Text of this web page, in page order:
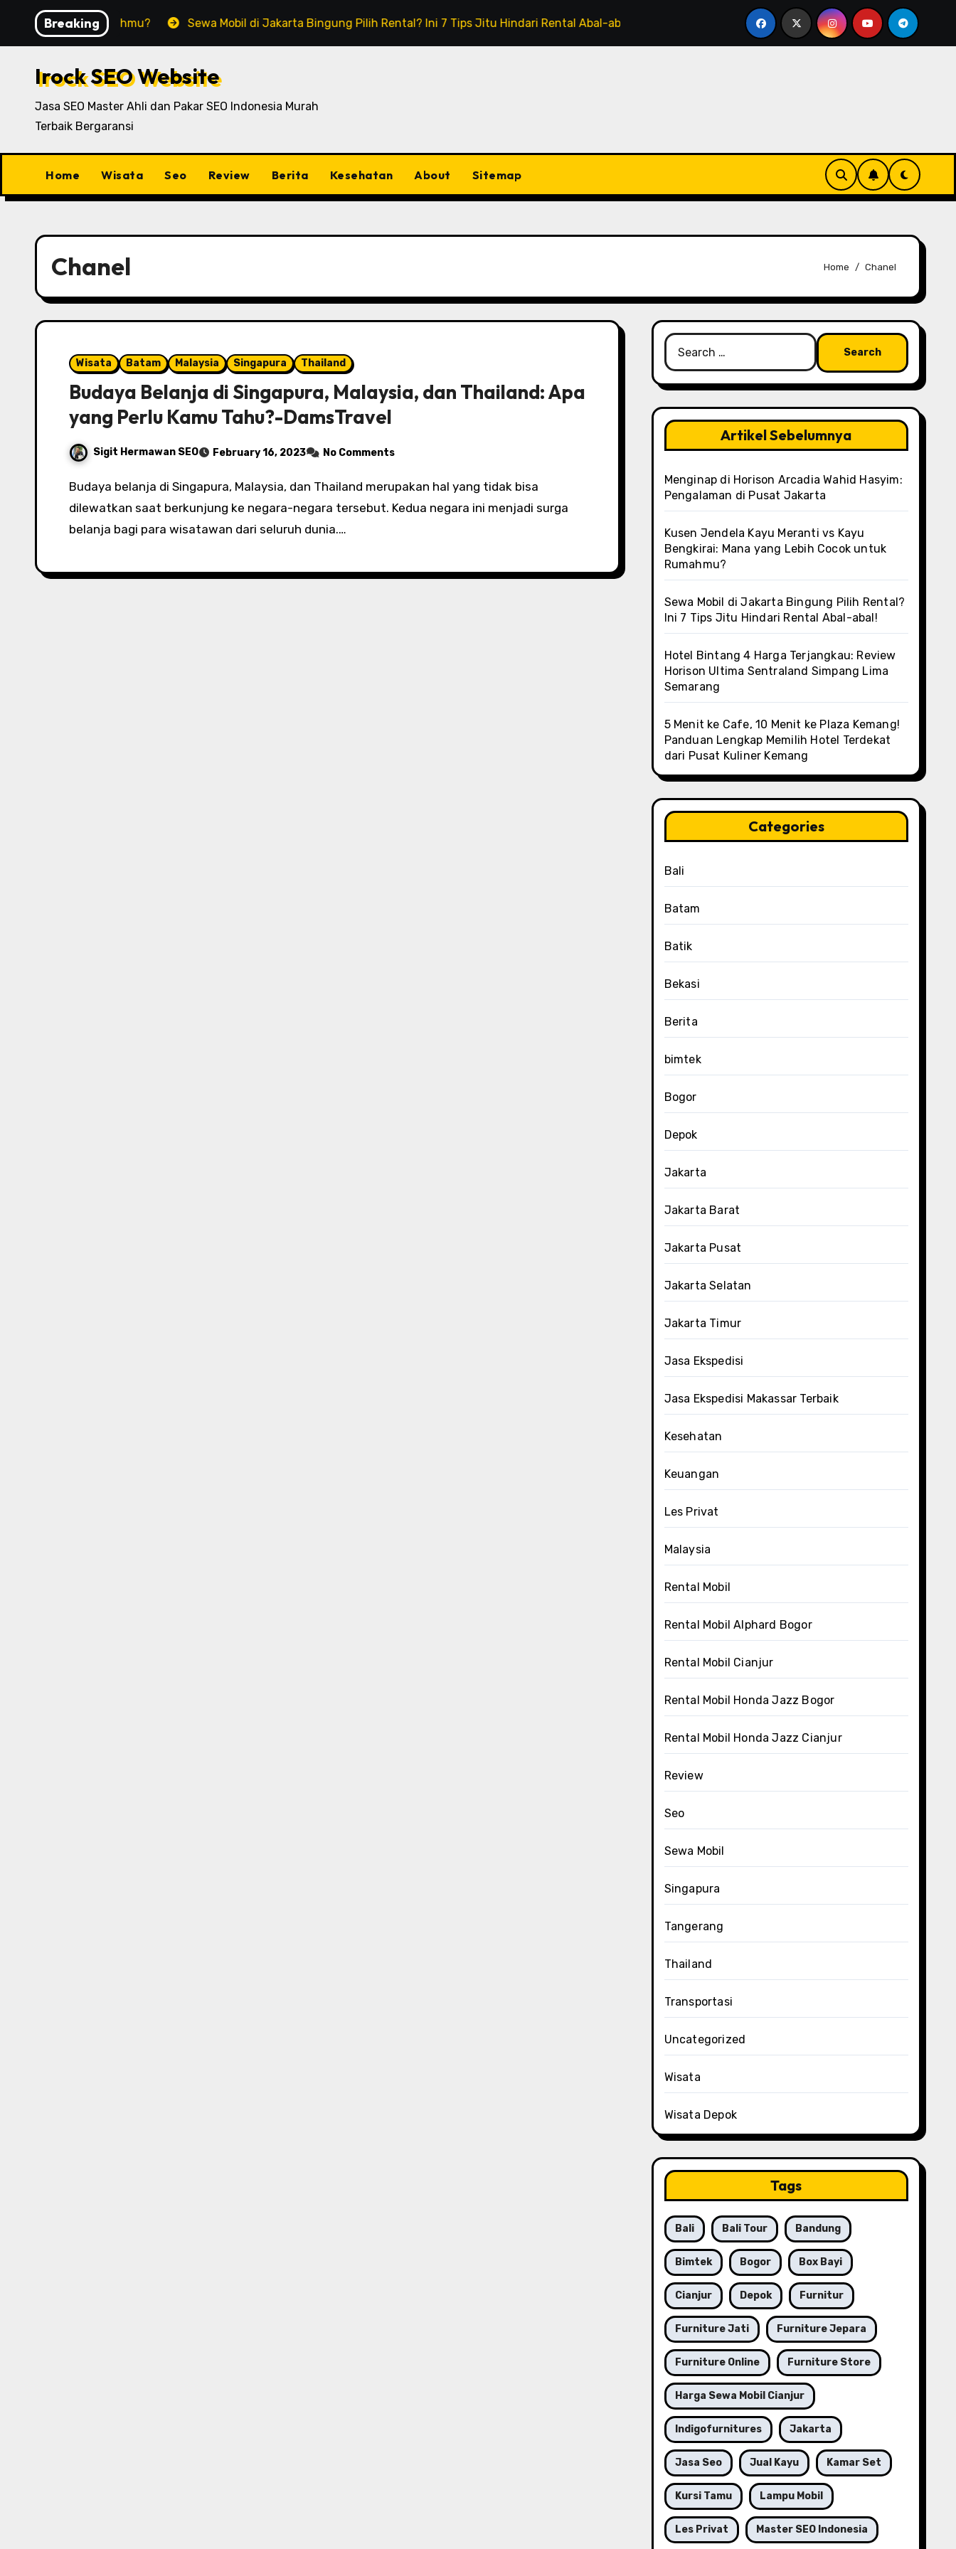
content
Breaking
untuk Rumahmu? Sewa Mobil di Jakarta Bingung Pilih Rental? Ini 7 Tips Jitu Hindari Rental Abal-abal! Hotel Bintang 4 Harga Terjangkau: Review Horison Ultima
Irock SEO Website
Jasa SEO Master Ahli dan Pakar SEO Indonesia Murah
Terbaik Bergaransi
Home Wisata Seo Review Berita Kesehatan About Sitemap
Chanel Home Chanel
Wisata Batam Malaysia Singapura Thailand
Budaya Belanja di Singapura, Malaysia, dan Thailand: Apa
yang Perlu Kamu Tahu?-DamsTravel
Sigit Hermawan SEO February 16, 2023 No Comments
Budaya belanja di Singapura, Malaysia, dan Thailand merupakan hal yang tidak bisa
dilewatkan saat berkunjung ke negara-negara tersebut. Kedua negara ini menjadi surga
belanja bagi para wisatawan dari seluruh dunia.…
Search
for:
Artikel Sebelumnya
Menginap di Horison Arcadia Wahid Hasyim:
Pengalaman di Pusat Jakarta
Kusen Jendela Kayu Meranti vs Kayu
Bengkirai: Mana yang Lebih Cocok untuk
Rumahmu?
Sewa Mobil di Jakarta Bingung Pilih Rental?
Ini 7 Tips Jitu Hindari Rental Abal-abal!
Hotel Bintang 4 Harga Terjangkau: Review
Horison Ultima Sentraland Simpang Lima
Semarang
5 Menit ke Cafe, 10 Menit ke Plaza Kemang!
Panduan Lengkap Memilih Hotel Terdekat
dari Pusat Kuliner Kemang
Categories
Bali
Batam
Batik
Bekasi
Berita
bimtek
Bogor
Depok
Jakarta
Jakarta Barat
Jakarta Pusat
Jakarta Selatan
Jakarta Timur
Jasa Ekspedisi
Jasa Ekspedisi Makassar Terbaik
Kesehatan
Keuangan
Les Privat
Malaysia
Rental Mobil
Rental Mobil Alphard Bogor
Rental Mobil Cianjur
Rental Mobil Honda Jazz Bogor
Rental Mobil Honda Jazz Cianjur
Review
Seo
Sewa Mobil
Singapura
Tangerang
Thailand
Transportasi
Uncategorized
Wisata
Wisata Depok
Tags
Bali Bali Tour Bandung
Bimtek Bogor Box Bayi
Cianjur Depok Furnitur
Furniture Jati Furniture Jepara
Furniture Online Furniture Store
Harga Sewa Mobil Cianjur
Indigofurnitures Jakarta
Jasa Seo Jual Kayu Kamar Set
Kursi Tamu Lampu Mobil
Les Privat Master SEO Indonesia